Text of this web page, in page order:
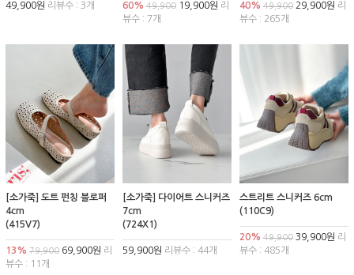
49,900원 리뷰수 : 3개 60% 49,90019,900원 리
뷰수 : 7개
40% 49,90029,900원 리
뷰수 : 265개
[소가죽] 도트 펀칭 블로퍼
4cm
(415V7)
13% 79,900 69,900원 리
뷰수 : 11개
[소가죽] 다이어트 스니커즈
7cm
(724X1)
59,900원 리뷰수 : 44개
스트리트 스니커즈 6cm
(110C9)
20% 49,90039,900원 리
뷰수 : 485개